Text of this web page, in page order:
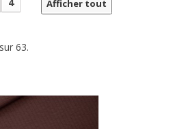
Afficher tout
63.